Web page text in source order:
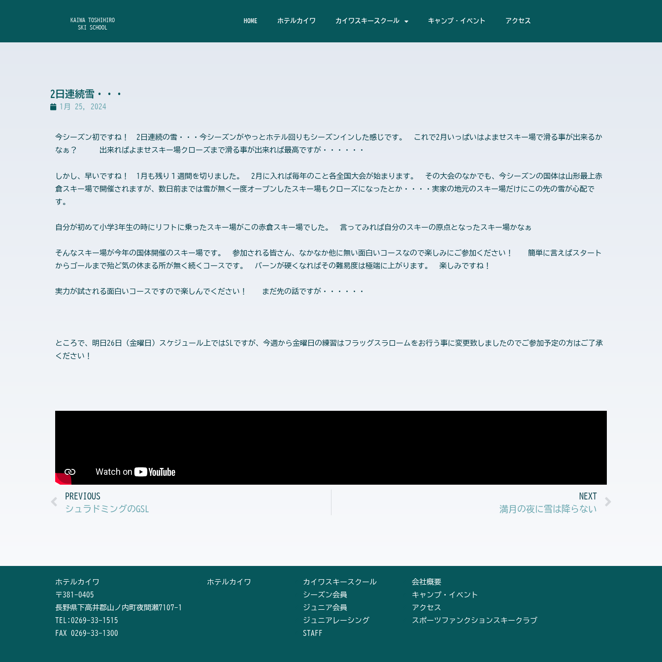
ス
KAIWA TOSHIHIRO
SKI SCHOOL
HOME ホテルカイワ カイワスキースクール キャンプ・イベント アクセス
2日連続雪・・・
1月 25, 2024
今シーズン初ですね！ 2日連続の雪・・・今シーズンがやっとホテル回りもシーズンインした感じです。 これで2月いっぱいはよませスキー場で滑る事が出来るか
なぁ？ 出来ればよませスキー場クローズまで滑る事が出来れば最高ですが・・・・・・
しかし、早いですね！ 1月も残り１週間を切りました。 2月に入れば毎年のこと各全国大会が始まります。 その大会のなかでも、今シーズンの国体は山形最上赤
倉スキー場で開催されますが、数日前までは雪が無く一度オープンしたスキー場もクローズになったとか・・・・実家の地元のスキー場だけにこの先の雪が心配で
す。
自分が初めて小学3年生の時にリフトに乗ったスキー場がこの赤倉スキー場でした。 言ってみれば自分のスキーの原点となったスキー場かなぁ
そんなスキー場が今年の国体開催のスキー場です。 参加される皆さん、なかなか他に無い面白いコースなので楽しみにご参加ください！ 簡単に言えばスタート
からゴールまで殆ど気の休まる所が無く続くコースです。 バーンが硬くなればその難易度は極端に上がります。 楽しみですね！
実力が試される面白いコースですので楽しんでください！ まだ先の話ですが・・・・・・
ところで、明日26日（金曜日）スケジュール上ではSLですが、今週から金曜日の練習はフラッグスラロームをお行う事に変更致しましたのでご参加予定の方はご了承
ください！
Prev
PREVIOUS
シュラドミングのGSL
NEXT
満月の夜に雪は降らない
ホテルカイワ
〒381-0405
長野県下高井郡山ノ内町夜間瀬7107-1
TEL:0269-33-1515
FAX 0269-33-1300
ホテルカイワ
カイワスキースクール
シーズン会員
ジュニア会員
ジュニアレーシング
STAFF
会社概要
キャンプ・イベント
アクセス
スポーツファンクションスキークラブ